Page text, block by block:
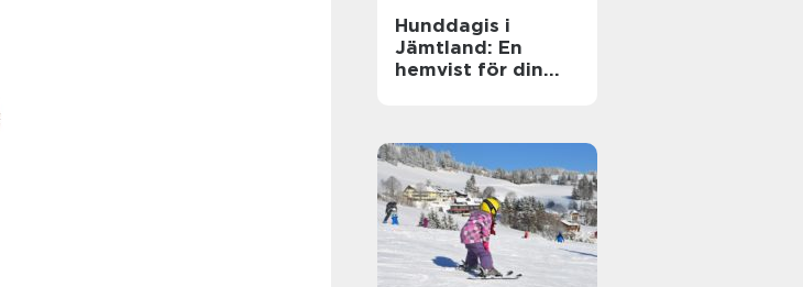
Hunddagis i
Jämtland: En
hemvist för din